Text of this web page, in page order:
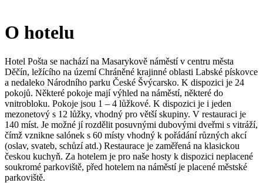
O hotelu
Hotel Pošta se nachází na Masarykově náměstí v centru města
Děčín, ležícího na území Chráněné krajinné oblasti Labské pískovce
a nedaleko Národního parku České Švýcarsko. K dispozici je 24
pokojů. Některé pokoje mají výhled na náměstí, některé do
vnitrobloku. Pokoje jsou 1 – 4 lůžkové. K dispozici je i jeden
mezonetový s 12 lůžky, vhodný pro větší skupiny. V restauraci je
140 míst. Je možné jí rozdělit posuvnými dubovými dveřmi s vitráží,
čímž vznikne salónek s 60 místy vhodný k pořádání různých akcí
(oslav, svateb, schůzí atd.) Restaurace je zaměřená na klasickou
českou kuchyň. Za hotelem je pro naše hosty k dispozici neplacené
soukromé parkoviště, před hotelem na náměstí je placené městské
parkoviště.